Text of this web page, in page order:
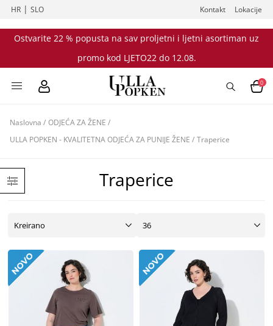
HR |SLO Kontakt Lokacije
Ostvarite 22 % popusta na sav proljetni i ljetni asortiman uz
promo kod LJETO22 do 12.08.
0
Naslovna / ODJEĆA ZA ŽENE /
ULLA POPKEN - KVALITETNA ODJEĆA ZA PUNIJE ŽENE / Traperice
Traperice